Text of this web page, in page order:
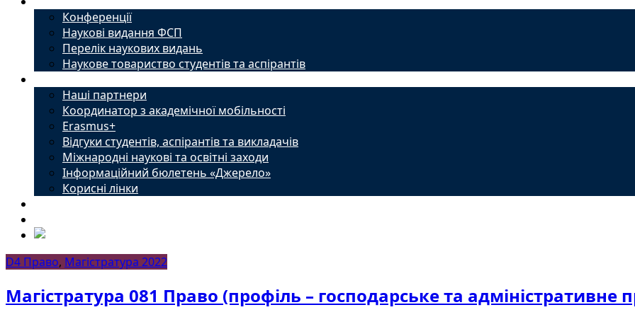
Конференції
Наукові видання ФСП
Перелік наукових видань
Наукове товариство студентів та аспірантів
Наші партнери
Координатор з академічної мобільності
Erasmus+
Відгуки студентів, аспірантів та викладачів
Міжнародні наукові та освітні заходи
Інформаційний бюлетень «Джерело»
Корисні лінки
D4 Право, Магістратура 2022
Магістратура 081 Право (профіль – господарське та адміністративне